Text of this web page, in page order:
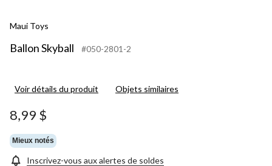
Maui Toys
Ballon Skyball #050-2801-2
Voir détails du produit Objets similaires
8,99 $
Mieux notés
Inscrivez-vous aux alertes de soldes